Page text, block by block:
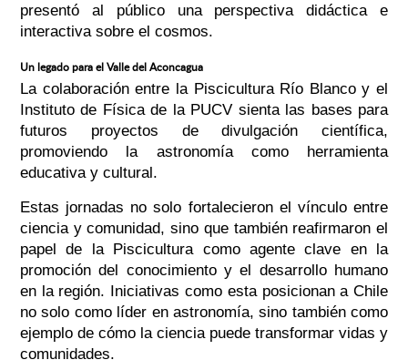
presentó al público una perspectiva didáctica e
interactiva sobre el cosmos.
Un legado para el Valle del Aconcagua
La colaboración entre la Piscicultura Río Blanco y el
Instituto de Física de la PUCV sienta las bases para
futuros proyectos de divulgación científica,
promoviendo la astronomía como herramienta
educativa y cultural.
Estas jornadas no solo fortalecieron el vínculo entre
ciencia y comunidad, sino que también reafirmaron el
papel de la Piscicultura como agente clave en la
promoción del conocimiento y el desarrollo humano
en la región. Iniciativas como esta posicionan a Chile
no solo como líder en astronomía, sino también como
ejemplo de cómo la ciencia puede transformar vidas y
comunidades.